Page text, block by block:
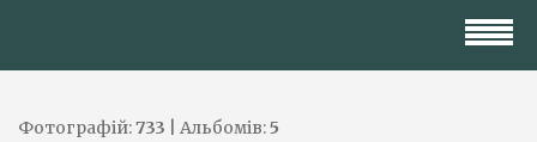
Фотографій:733 | Альбомів:5